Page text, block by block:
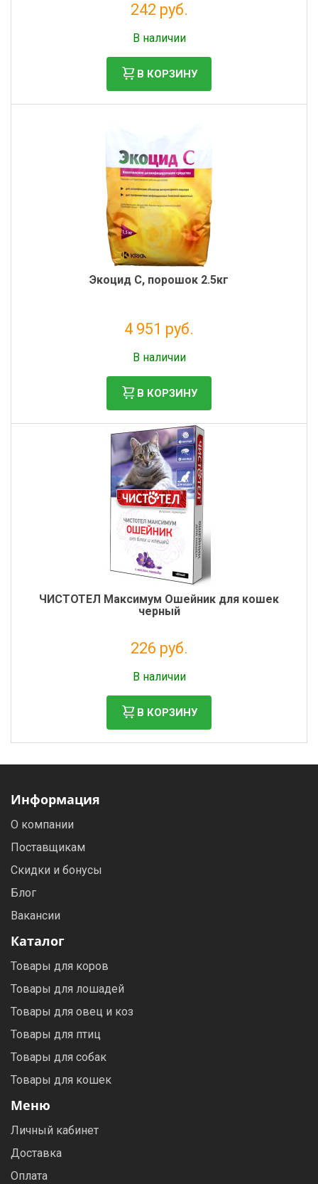
242 руб.
В наличии
В КОРЗИНУ
Экоцид С, порошок 2.5кг
4 951 руб.
В наличии
В КОРЗИНУ
ЧИСТОТЕЛ Максимум Ошейник для кошек
черный
226 руб.
В наличии
В КОРЗИНУ
Информация
О компании
Поставщикам
Скидки и бонусы
Блог
Вакансии
Каталог
Товары для коров
Товары для лошадей
Товары для овец и коз
Товары для птиц
Товары для собак
Товары для кошек
Меню
Личный кабинет
Доставка
Оплата